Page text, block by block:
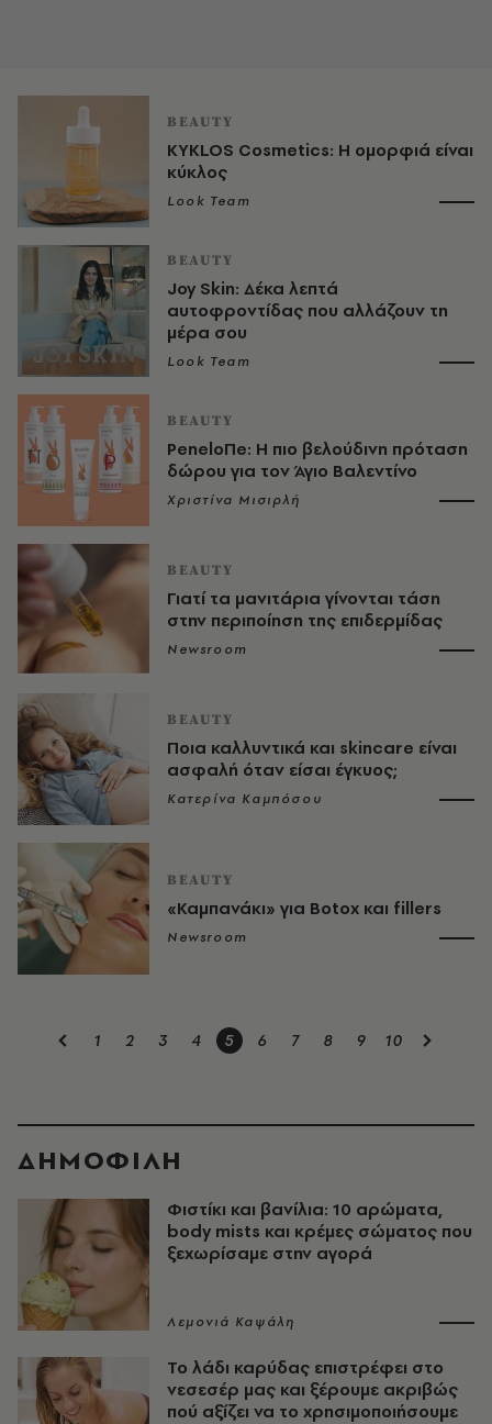
BEAUTY
KYKLOS Cosmetics: Η ομορφιά είναι
κύκλος
Look Team
BEAUTY
Joy Skin: Δέκα λεπτά
αυτοφροντίδας που αλλάζουν τη
μέρα σου
Look Team
BEAUTY
PeneloΠe: Η πιο βελούδινη πρόταση
δώρου για τον Άγιο Βαλεντίνο
Χριστίνα Μισιρλή
BEAUTY
Γιατί τα μανιτάρια γίνονται τάση
στην περιποίηση της επιδερμίδας
Newsroom
BEAUTY
Ποια καλλυντικά και skincare είναι
ασφαλή όταν είσαι έγκυος;
Κατερίνα Καμπόσου
BEAUTY
«Καμπανάκι» για Botox και fillers
Newsroom
1 2 3 4 5 6 7 8 9 10
ΔΗΜΟΦΙΛΗ
Φιστίκι και βανίλια: 10 αρώματα,
body mists και κρέμες σώματος που
ξεχωρίσαμε στην αγορά
Λεμονιά Καψάλη
Το λάδι καρύδας επιστρέφει στο
νεσεσέρ μας και ξέρουμε ακριβώς
πού αξίζει να το χρησιμοποιήσουμε